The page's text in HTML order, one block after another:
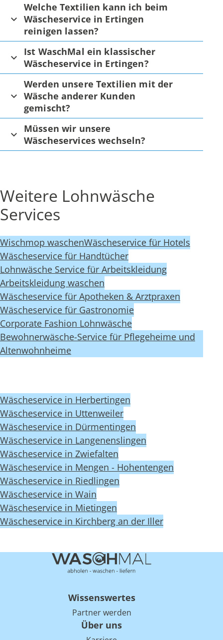
Welche Textilien kann ich beim
Wäscheservice in Ertingen
reinigen lassen?
Ist WaschMal ein klassischer
Wäscheservice in Ertingen?
Werden unsere Textilien mit der
Wäsche anderer Kunden
gemischt?
Müssen wir unsere
Wäscheservices wechseln?
Weitere Lohnwäsche
Services
Wischmop waschenWäscheservice für Hotels
Wäscheservice für Handtücher
Lohnwäsche Service für Arbeitskleidung
Arbeitskleidung waschen
Wäscheservice für Apotheken & Arztpraxen
Wäscheservice für Gastronomie
Corporate Fashion Lohnwäsche
Bewohnerwäsche-Service für Pflegeheime und
Altenwohnheime
Wäscheservice in Herbertingen
Wäscheservice in Uttenweiler
Wäscheservice in Dürmentingen
Wäscheservice in Langenenslingen
Wäscheservice in Zwiefalten
Wäscheservice in Mengen - Hohentengen
Wäscheservice in Riedlingen
Wäscheservice in Wain
Wäscheservice in Mietingen
Wäscheservice in Kirchberg an der Iller
Wissenswertes
Partner werden
Über uns